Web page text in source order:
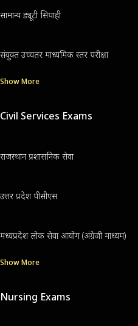
सामान्य ड्यूटी सिपाही
संयुक्त उच्चतर माध्यमिक स्तर परीक्षा
Show More
Civil Services Exams
राजस्थान प्रशासनिक सेवा
उत्तर प्रदेश पीसीएस
मध्यप्रदेश लोक सेवा आयोग (अंग्रेजी माध्यम)
Show More
Nursing Exams